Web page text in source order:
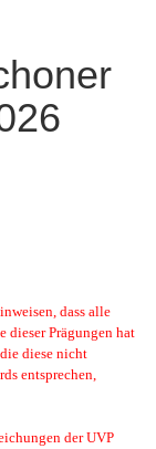
dass alle
dieser Prägungen hat
diese nicht
entsprechen,
der UVP